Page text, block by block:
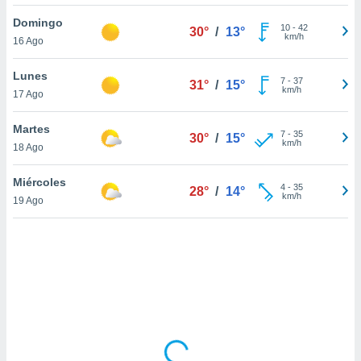
sitio
En
sean
el sitio
ni para
o
Domingo
16 Ago
30° / 13° 10- 42
km/h
Lunes
17 Ago
31° / 15° 7- 37
km/h
Martes
18 Ago
30° / 15° 7- 35
km/h
Miércoles
19 Ago
28° / 14° 4- 35
km/h